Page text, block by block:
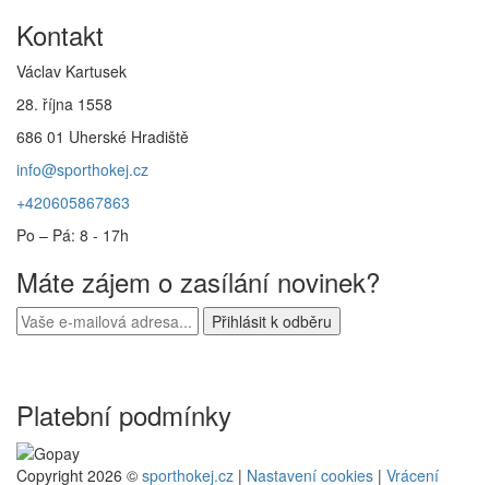
Kontakt
Václav Kartusek
28. října 1558
686 01 Uherské Hradiště
info@sporthokej.cz
+420605867863
Po – Pá: 8 - 17h
Máte zájem o zasílání novinek?
Platební podmínky
Copyright 2026 © sporthokej.cz | Nastavení cookies | Vrácení